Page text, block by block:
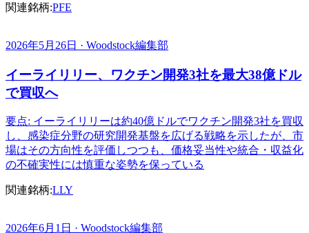
関連銘柄:PFE
2026年5月26日 · Woodstock編集部
イーライリリー、ワクチン開発3社を最大38億ドル
で買収へ
要点: イーライリリーは約40億ドルでワクチン開発3社を買収
し、感染症分野の研究開発基盤を広げる戦略を示したが、市
場はその方向性を評価しつつも、価格妥当性や統合・収益化
の不確実性には慎重な姿勢を保っている
関連銘柄:LLY
2026年6月1日 · Woodstock編集部